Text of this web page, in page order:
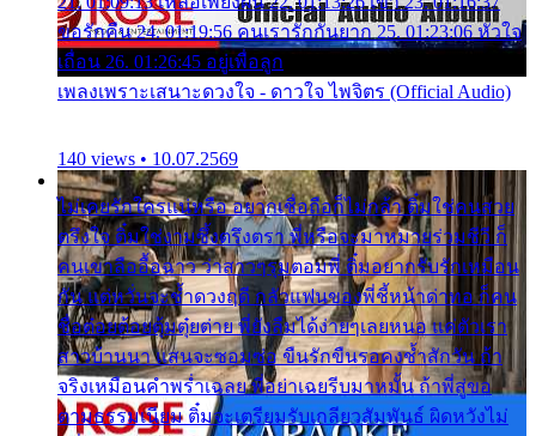
ขอรักคืน 24. 01:19:56 คนเรารักกันยาก 25. 01:23:06 หัวใจ
เถื่อน 26. 01:26:45 อยู่เพื่อลูก
เพลงเพราะเสนาะดวงใจ - ดาวใจ ไพจิตร (Official Audio)
140 views • 10.07.2569
ไม่เคยรักใครแน่หรือ อยากเชื่อถือก็ไม่กล้า ติ๋มใช่คนสวย
ตรึงใจ ติ๋มใช่งามซึ้งตรึงตรา พี่หรือจะมาหมายร่วมชีวี ก็
คนเขาลืออื้อฉาว ว่าสาวๆรุมตอมพี่ ติ๋มอยากรับรักเหมือน
กัน แต่หวั่นจะช้ำดวงฤดี กลัวแฟนของพี่ชี้หน้าด่าทอ ก็คน
ชื่อต๋อยต้อยตุ้มตุ๋ยต่าย พี่ยังลืมได้ง่ายๆเลยหนอ แค่ตัวเรา
สาวบ้านนา แสนจะซอมซ่อ ขืนรักขืนรอคงช้ำสักวัน ถ้า
จริงเหมือนคำพร่ำเฉลย พี่อย่าเฉยรีบมาหมั้น ถ้าพี่สู่ขอ
ตามธรรมเนียม ติ๋มจะเตรียมรับเกลียวสัมพันธ์ ผิดหวังไม่